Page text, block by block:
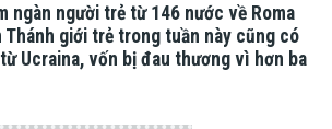
ngàn người trẻ từ 146 nước về Roma
Thánh giới trẻ trong tuần này cũng có
Ucraina, vốn bị đau thương vì hơn ba